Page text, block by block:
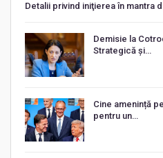
Detalii privind iniţierea în mantra
Demisie la
Strategică și…
Cine amenință
pentru un…